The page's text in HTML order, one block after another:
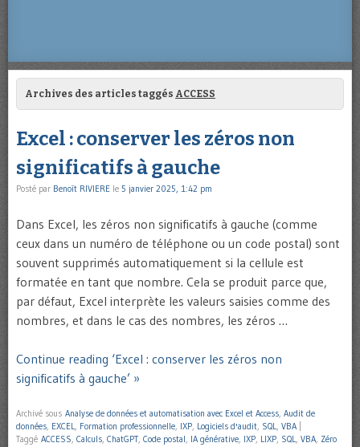
Archives des articles taggés ACCESS
Excel : conserver les zéros non
significatifs à gauche
Posté par Benoît RIVIERE le 5 janvier 2025, 1:42 pm
Dans Excel, les zéros non significatifs à gauche (comme
ceux dans un numéro de téléphone ou un code postal) sont
souvent supprimés automatiquement si la cellule est
formatée en tant que nombre. Cela se produit parce que,
par défaut, Excel interprète les valeurs saisies comme des
nombres, et dans le cas des nombres, les zéros …
Continue reading ‘Excel : conserver les zéros non
significatifs à gauche’ »
Archivé sous Analyse de données et automatisation avec Excel et Access, Audit de
données, EXCEL, Formation professionnelle, IXP, Logiciels d'audit, SQL, VBA
Taggé ACCESS, Calculs, ChatGPT, Code postal, IA générative, IXP, LIXP, SQL, VBA, Zéro